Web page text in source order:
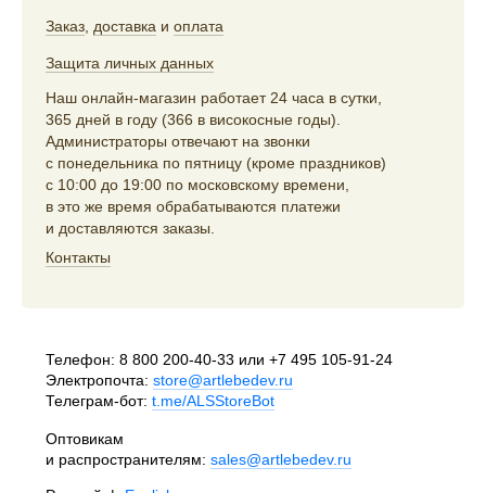
Заказ, доставка и оплата
Защита личных данных
Наш онлайн-магазин работает 24 часа в сутки,
365 дней в году (366 в високосные годы).
Администраторы отвечают на звонки
с понедельника по пятницу (кроме праздников)
с 10:00 до 19:00 по московскому времени,
в это же время обрабатываются платежи
и доставляются заказы.
Контакты
Телефон: 8 800 200-40-33 или +7 495 105-91-24
Электропочта: store@artlebedev.ru
Телеграм-бот: t.me/ALSStoreBot
Оптовикам
и распространителям: sales@artlebedev.ru